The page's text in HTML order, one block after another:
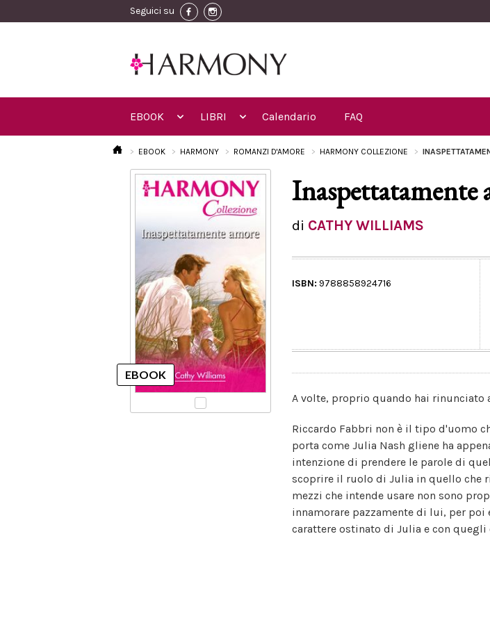
Seguici su
EBOOK LIBRI Calendario FAQ
EBOOK HARMONY ROMANZI D'AMORE HARMONY COLLEZIONE
Inaspettatamente
di CATHY WILLIAMS
ISBN: 9788858924716
A volte, proprio quando hai
Riccardo Fabbri non è il tipo d'uomo
porta come Julia Nash gliene ha
intenzione di prendere le parole di
scoprire il ruolo di Julia in quello che
mezzi che intende usare non sono
innamorare pazzamente di lui, per
carattere ostinato di Julia e con